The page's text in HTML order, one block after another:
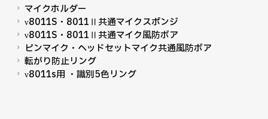
マイクホルダー
ν8011S・8011Ⅱ共通マイクスポンジ
ν8011S・8011Ⅱ共通マイク風防ボア
ピンマイク・ヘッドセットマイク共通風防ボア
転がり防止リング
ν8011s用 ・識別5色リング